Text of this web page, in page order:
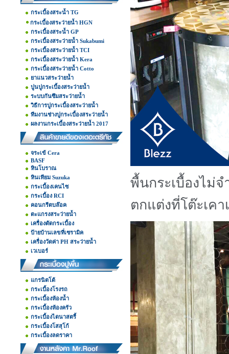
กระเบื้องสระน้ำ TG
กระเบื้องสระว่ายน้ำ HGN
กระเบื้องสระน้ำ GP
กระเบื้องสระว่ายน้ำ Sukabumi
กระเบื้องสระว่ายน้ำ TCI
กระเบื้องสระว่ายน้ำ Kera
กระเบื้องสระว่ายน้ำ Cotto
ยาแนวสระว่ายน้ำ
ปูนปูกระเบื้องสระว่ายน้ำ
ระบบกันซึมสระว่ายน้ำ
วิธีการปูกระเบื้องสระว่ายน้ำ
ทีมงานช่างปูกระเบื้องสระว่ายน้ำ
ผลงานกระเบื้องสระว่ายน้ำ 2017
จระเข้ Cera
BASF
หินโบราณ
หินเทียม Suzuka
กระเบื้องเคนไซ
กระเบื้อง RCI
คอนกรีตบล๊อค
ตะแกรงสระว่ายน้ำ
เครื่องตัดกระเบื้อง
ป้ายบ้านเลขที่เซรามิค
เครื่องวัดค่า PH สระว่ายน้ำ
เวเบอร์
แกรนิตโต้
กระเบื้องโรงรถ
กระเบื้องห้องน้ำ
กระเบื้องห้องครัว
กระเบื้องไดนาสตรี้
กระเบื้องโสสุโก้
กระเบื้องลดราคา
พื้นกระเบื้องไม่
ตกแต่งที่โต๊ะเค